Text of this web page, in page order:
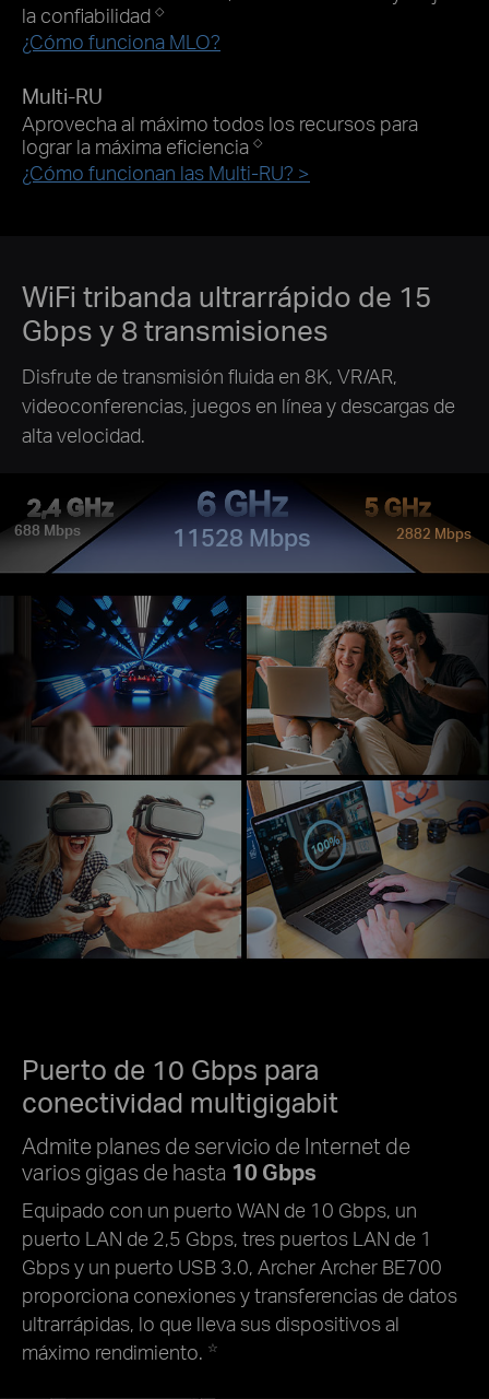
la confiabilidad ◇
¿Cómo funciona MLO?
Multi-RU
Aprovecha al máximo todos los recursos para
lograr la máxima eficiencia ◇
¿Cómo funcionan las Multi-RU? >
WiFi tribanda ultrarrápido de 15
Gbps y 8 transmisiones
Disfrute de transmisión fluida en 8K, VR/AR,
videoconferencias, juegos en línea y descargas de
alta velocidad.
2,4 GHz
688 Mbps
6 GHz
11528 Mbps
5 GHz
2882 Mbps
Puerto de 10 Gbps para
conectividad multigigabit
Admite planes de servicio de Internet de
varios gigas de hasta 10 Gbps
Equipado con un puerto WAN de 10 Gbps, un
puerto LAN de 2,5 Gbps, tres puertos LAN de 1
Gbps y un puerto USB 3.0, Archer Archer BE700
proporciona conexiones y transferencias de datos
ultrarrápidas, lo que lleva sus dispositivos al
máximo rendimiento. ☆